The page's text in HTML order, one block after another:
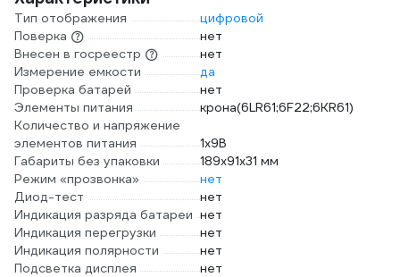
Тип отображения
цифровой
Поверка
нет
Внесен в госреестр
нет
Измерение емкости
да
Проверка батарей
нет
Элементы питания
крона(6LR61;6F22;6KR61)
Количество и напряжение
элементов питания
1х9B
Габариты без упаковки
189х91х31 мм
Режим «прозвонка»
нет
Диод-тест
нет
Индикация разряда батареи нет
Индикация перегрузки
нет
Индикация полярности
нет
Подсветка дисплея
нет